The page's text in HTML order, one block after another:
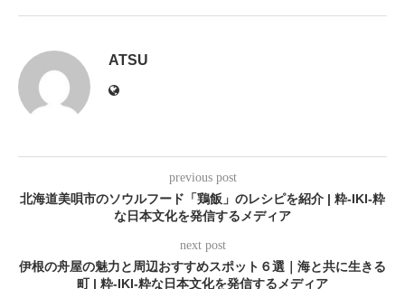
ATSU
previous post
北海道美唄市のソウルフード「鶏飯」のレシピを紹介 | 粋-IKI-粋
な日本文化を発信するメディア
next post
伊根の舟屋の魅力と周辺おすすめスポット６選｜海と共に生きる
町 | 粋-IKI-粋な日本文化を発信するメディア